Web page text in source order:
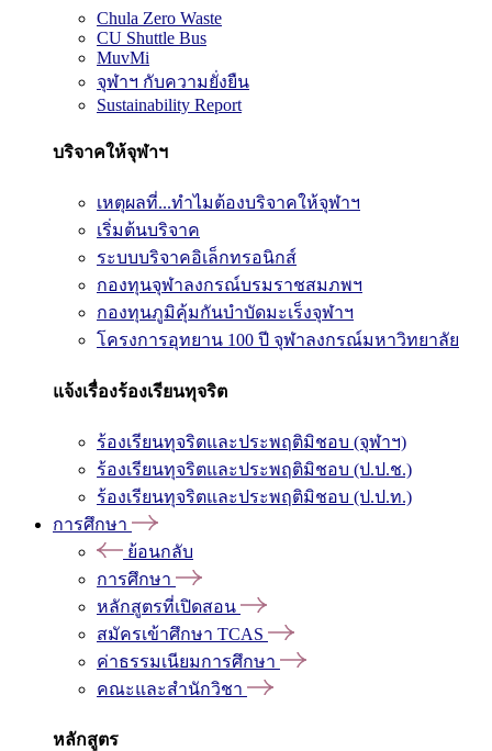
Chula Zero Waste
CU Shuttle Bus
MuvMi
จุฬาฯ กับความยั่งยืน
Sustainability Report
บริจาคให้จุฬาฯ
เหตุผลที่...ทำไมต้องบริจาคให้จุฬาฯ
เริ่มต้นบริจาค
ระบบบริจาคอิเล็กทรอนิกส์
กองทุนจุฬาลงกรณ์บรมราชสมภพฯ
กองทุนภูมิคุ้มกันบำบัดมะเร็งจุฬาฯ
โครงการอุทยาน 100 ปี จุฬาลงกรณ์มหาวิทยาลัย
แจ้งเรื่องร้องเรียนทุจริต
ร้องเรียนทุจริตและประพฤติมิชอบ (จุฬาฯ)
ร้องเรียนทุจริตและประพฤติมิชอบ (ป.ป.ช.)
ร้องเรียนทุจริตและประพฤติมิชอบ (ป.ป.ท.)
การศึกษา
ย้อนกลับ
การศึกษา
หลักสูตรที่เปิดสอน
สมัครเข้าศึกษา TCAS
ค่าธรรมเนียมการศึกษา
คณะและสำนักวิชา
หลักสูตร